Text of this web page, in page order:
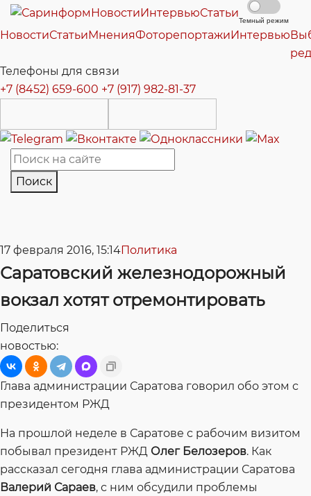
НовостиИнтервьюСтатьи
Темный режим
НовостиСтатьиМненияФоторепортажиИнтервью
Телефоны для связи
+7 (8452) 659-600 +7 (917) 982-81-37
Поиск
17 февраля 2016, 15:14Политика
Саратовский железнодорожный
вокзал хотят отремонтировать
Поделиться
новостью:
Глава администрации Саратова говорил обо этом с
президентом РЖД
На прошлой неделе в Саратове с рабочим визитом
побывал президент РЖД Олег Белозеров. Как
рассказал сегодня глава администрации Саратова
Валерий Сараев, с ним обсудили проблемы